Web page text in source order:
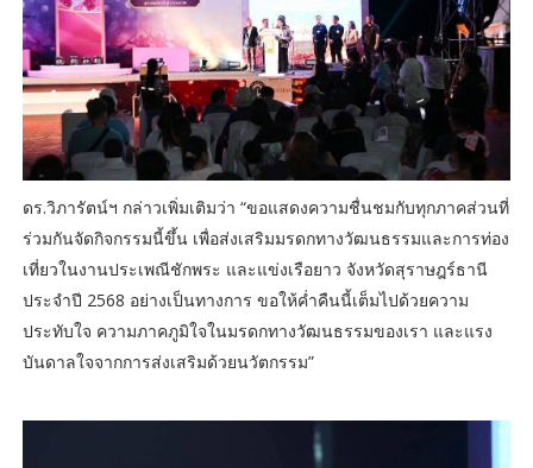
ดร.วิภารัตน์ฯ กล่าวเพิ่มเติมว่า “ขอแสดงความชื่นชมกับทุกภาคส่วนที่
ร่วมกันจัดกิจกรรมนี้ขึ้น เพื่อส่งเสริมมรดกทางวัฒนธรรมและการท่อง
เที่ยวในงานประเพณีชักพระ และแข่งเรือยาว จังหวัดสุราษฎร์ธานี
ประจำปี 2568 อย่างเป็นทางการ ขอให้ค่ำคืนนี้เต็มไปด้วยความ
ประทับใจ ความภาคภูมิใจในมรดกทางวัฒนธรรมของเรา และแรง
บันดาลใจจากการส่งเสริมด้วยนวัตกรรม”